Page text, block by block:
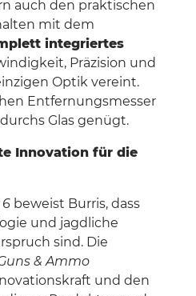
auch den praktischen
mit dem
integriertes
Präzision und
Optik vereint.
Entfernungsmesser
Glas genügt.
Innovation für die
beweist Burris, dass
und jagdliche
sind. Die
& Ammo
und den